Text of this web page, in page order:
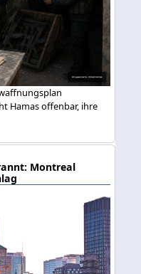
Hamas offenbar, ihre
Montreal